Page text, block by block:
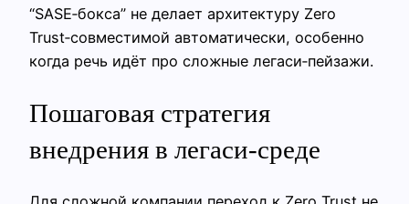
“SASE‑бокса” не делает архитектуру Zero
Trust‑совместимой автоматически, особенно
когда речь идёт про сложные легаси‑пейзажи.
Пошаговая стратегия
внедрения в легаси‑среде